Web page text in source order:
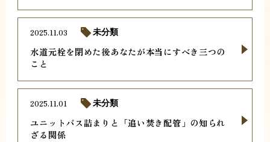
水道元栓を閉めた後あなたが本当にすべき三つの
こと
2025.11.03 未分類
ユニットバス詰まりと「追い焚き配管」の知られ
ざる関係
2025.11.01 未分類